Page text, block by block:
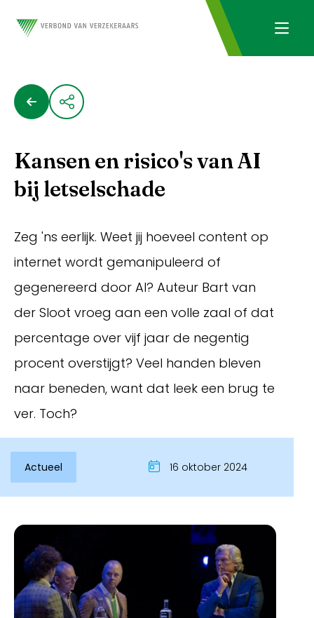
Inloggen
Kansen en risico's van AI
bij letselschade
Zeg 'ns eerlijk. Weet jij hoeveel content op
internet wordt gemanipuleerd of
gegenereerd door AI? Auteur Bart van
der Sloot vroeg aan een volle zaal of dat
percentage over vijf jaar de negentig
procent overstijgt? Veel handen bleven
naar beneden, want dat leek een brug te
ver. Toch?
Actueel 16 oktober 2024